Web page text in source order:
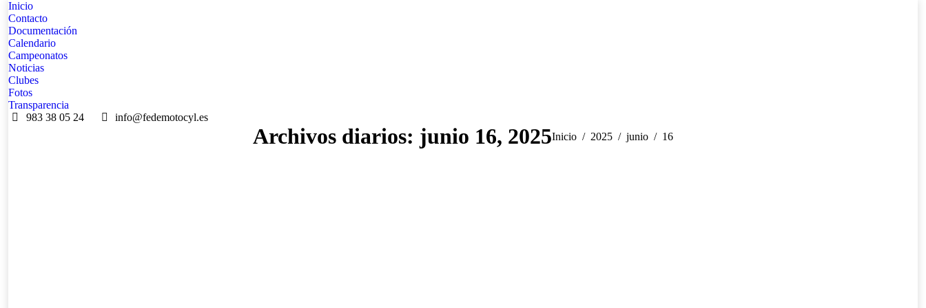
Inicio
Contacto
Documentación
Calendario
Campeonatos
Noticias
Clubes
Fotos
Transparencia
983 38 05 24
info@fedemotocyl.es
Archivos diarios: junio 16, 2025Estás aquí:
Inicio 2025 junio 16